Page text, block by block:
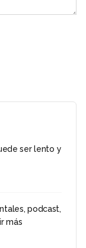
ser lento y
podcast,
más